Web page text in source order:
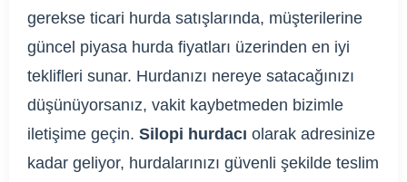
gerekse ticari hurda satışlarında, müşterilerine
güncel piyasa hurda fiyatları üzerinden en iyi
teklifleri sunar. Hurdanızı nereye satacağınızı
düşünüyorsanız, vakit kaybetmeden bizimle
iletişime geçin. Silopi hurdacı olarak adresinize
kadar geliyor, hurdalarınızı güvenli şekilde teslim